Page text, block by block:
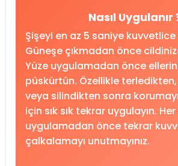
Nasıl Uygulanır
Şişeyi en az 5 saniye kuvvetlice
Güneşe çıkmadan önce
Yüze uygulamadan önce
püskürtün. Özellikle
veya silindikten sonra
için sık sık tekrar uygulayın.
uygulamadan önce tekrar
çalkalamayı unutmayınız.